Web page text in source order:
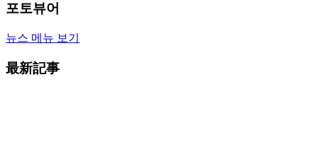
포토뷰어
뉴스 메뉴 보기
最新記事